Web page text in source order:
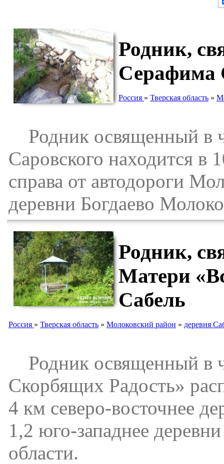
Родник,
Серафима
Россия » Тверская область »
Родник освященный в
Саровского находится в
справа от автодороги
деревни Богдаево
Родник,
Матери
Сабель
Россия » Тверская область » Молоковский район » деревня
Родник освященный в
Скорбящих Радость»
4 км северо-восточнее
1,2 юго-западнее
области.